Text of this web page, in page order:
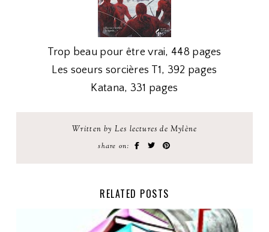
Trop beau pour être vrai, 448 pages
Les soeurs sorcières T1, 392 pages
Katana, 331 pages
Written by Les lectures de Mylène
share on:
RELATED POSTS